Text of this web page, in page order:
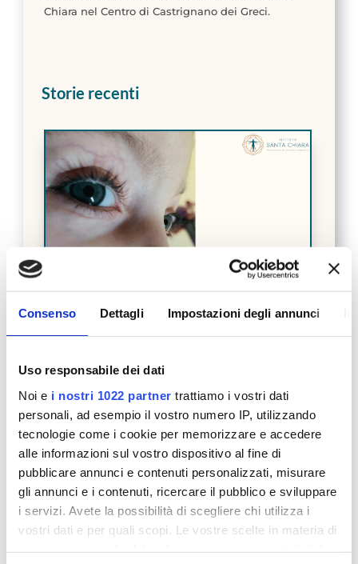
Consenso Dettagli Impostazioni degli annunci
Uso responsabile dei dati
Noi e i nostri 1022 partner trattiamo i vostri dati
personali, ad esempio il vostro numero IP, utilizzando
tecnologie come i cookie per memorizzare e accedere
alle informazioni sul vostro dispositivo al fine di
pubblicare annunci e contenuti personalizzati, misurare
gli annunci e i contenuti, ricercare il pubblico e sviluppare
i servizi. Avete la possibilità di scegliere chi utilizza i
vostri dati e per quali scopi. Le vostre scelte in materia di
Chiara nel Centro di Castrignano dei Greci.
Storie recenti
LEGGI TUTTO